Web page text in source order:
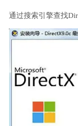
通过搜索引擎查找